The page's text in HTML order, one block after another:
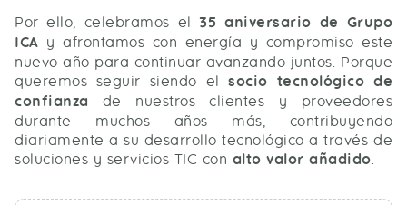
Por ello, celebramos el 35 aniversario de Grupo
ICA y afrontamos con energía y compromiso este
nuevo año para continuar avanzando juntos. Porque
queremos seguir siendo elsocio tecnológico de
confianza de nuestros clientes y proveedores
durante muchos años más, contribuyendo
diariamente a su desarrollo tecnológico a través de
soluciones y servicios TIC con alto valor añadido.